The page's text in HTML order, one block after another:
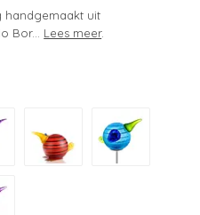
handgemaakt uit
Bor... Lees meer.